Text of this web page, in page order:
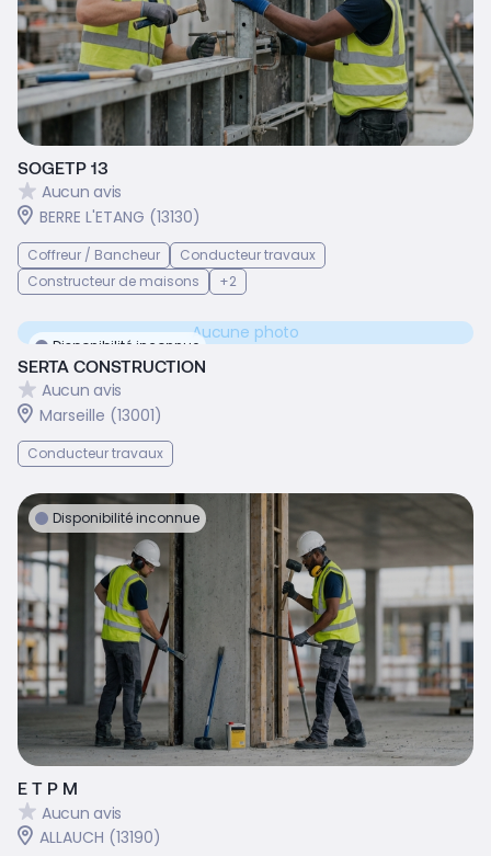
SOGETP 13
Aucun avis
BERRE L'ETANG (13130)
Coffreur / Bancheur
Conducteur travaux
Constructeur de maisons
+2
Disponibilité inconnue
Aucune photo
SERTA CONSTRUCTION
Aucun avis
Marseille (13001)
Conducteur travaux
Disponibilité inconnue
E T P M
Aucun avis
ALLAUCH (13190)